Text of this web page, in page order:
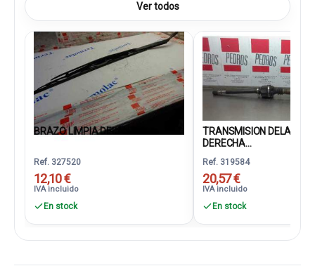
Ver todos
BRAZO LIMPIA DELANTERO...
Ref. 327520
12,10 €
IVA incluido
En stock
TRANSMISION
DERECHA...
Ref. 319584
20,57 €
IVA incluido
En stock